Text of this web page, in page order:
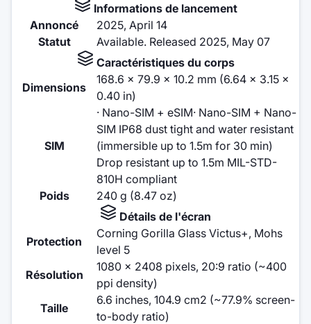
Informations de lancement
Annoncé
2025, April 14
Statut
Available. Released 2025, May 07
Caractéristiques du corps
Dimensions
168.6 x 79.9 x 10.2 mm (6.64 x 3.15 x
0.40 in)
SIM
· Nano-SIM + eSIM· Nano-SIM + Nano-
SIM IP68 dust tight and water resistant
(immersible up to 1.5m for 30 min)
Drop resistant up to 1.5m MIL-STD-
810H compliant
Poids
240 g (8.47 oz)
Détails de l'écran
Protection
Corning Gorilla Glass Victus+, Mohs
level 5
Résolution
1080 x 2408 pixels, 20:9 ratio (~400
ppi density)
Taille
6.6 inches, 104.9 cm2 (~77.9% screen-
to-body ratio)